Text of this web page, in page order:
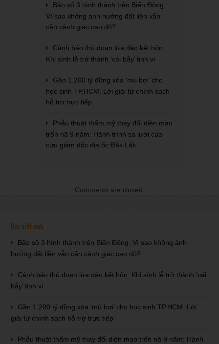
Bão số 3 hình thành trên Biển Đông:
Vì sao không ảnh hưởng đất liền vẫn
cần cảnh giác cao độ?
Cảnh báo thủ đoạn lừa đảo kết hôn:
Khi sính lễ trở thành ‘cái bẫy’ tinh vi
Gần 1.200 tỷ đồng xóa ‘mù bơi’ cho
học sinh TP.HCM: Lời giải từ chính sách
hỗ trợ trực tiếp
Phẫu thuật thẩm mỹ thay đổi diện mạo
trốn nã 9 năm: Hành trình sa lưới của
cựu giám đốc địa ốc Đắk Lắk
Comments are closed.
Bài viết mới
Bão số 3 hình thành trên Biển Đông: Vì sao không ảnh
hưởng đất liền vẫn cần cảnh giác cao độ?
Cảnh báo thủ đoạn lừa đảo kết hôn: Khi sính lễ trở thành ‘cái
bẫy’ tinh vi
Gần 1.200 tỷ đồng xóa ‘mù bơi’ cho học sinh TP.HCM: Lời
giải từ chính sách hỗ trợ trực tiếp
Phẫu thuật thẩm mỹ thay đổi diện mạo trốn nã 9 năm: Hành